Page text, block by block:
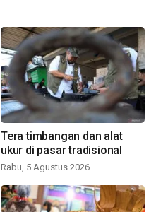
Tera timbangan dan alat
ukur di pasar tradisional
Rabu, 5 Agustus 2026